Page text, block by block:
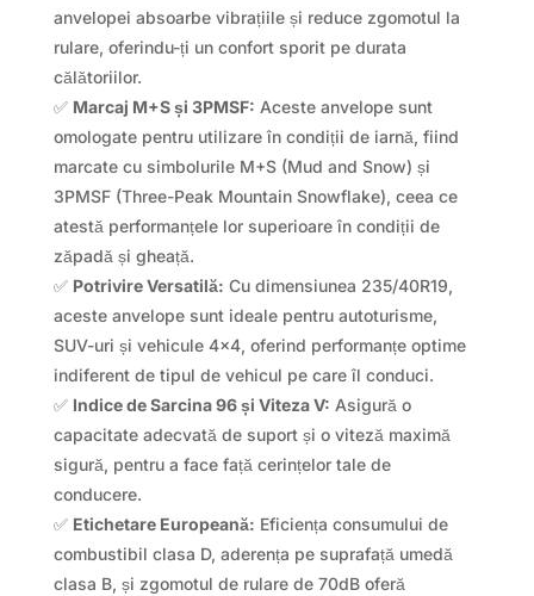
anvelopei absoarbe vibrațiile și reduce zgomotul la
rulare, oferindu-ți un confort sporit pe durata
călătoriilor.
✅ Marcaj M+S și 3PMSF: Aceste anvelope sunt
omologate pentru utilizare în condiții de iarnă, fiind
marcate cu simbolurile M+S (Mud and Snow) și
3PMSF (Three-Peak Mountain Snowflake), ceea ce
atestă performanțele lor superioare în condiții de
zăpadă și gheață.
✅ Potrivire Versatilă: Cu dimensiunea 235/40R19,
aceste anvelope sunt ideale pentru autoturisme,
SUV-uri și vehicule 4×4, oferind performanțe optime
indiferent de tipul de vehicul pe care îl conduci.
✅ Indice de Sarcina 96 și Viteza V: Asigură o
capacitate adecvată de suport și o viteză maximă
sigură, pentru a face față cerințelor tale de
conducere.
✅ Etichetare Europeană: Eficiența consumului de
combustibil clasa D, aderența pe suprafață umedă
clasa B, și zgomotul de rulare de 70dB oferă